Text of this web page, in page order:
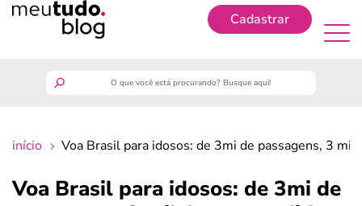
Cadastrar
início Voa Brasil para idosos: de 3mi de passagens, 3 mil
Voa Brasil para idosos: de 3mi de